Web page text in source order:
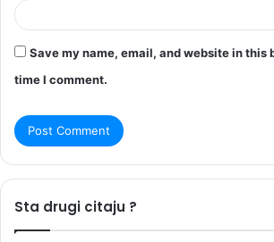
Save my name, email, and website in this
time I comment.
Sta drugi citaju ?